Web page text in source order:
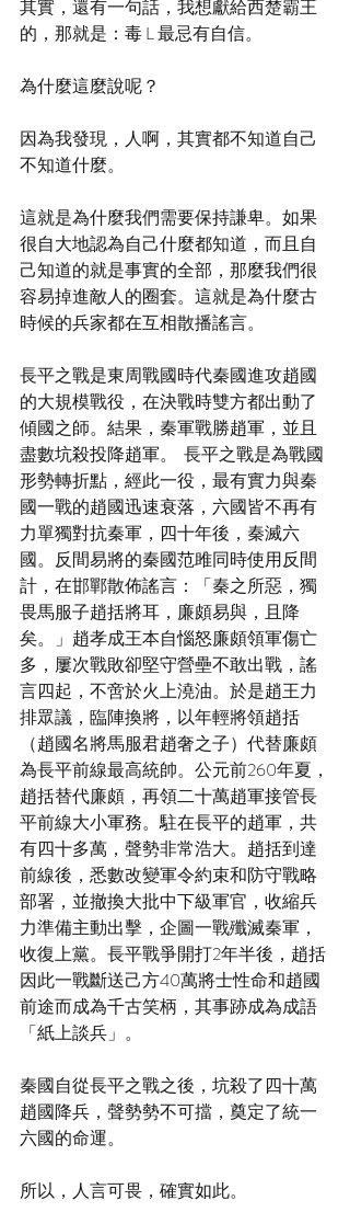
其實，還有一句話，我想獻給西楚霸王
的，那就是：毒 L 最忌有自信。
為什麼這麼說呢？
因為我發現，人啊，其實都不知道自己
不知道什麼。
這就是為什麼我們需要保持謙卑。如果
很自大地認為自己什麼都知道，而且自
己知道的就是事實的全部，那麼我們很
容易掉進敵人的圈套。這就是為什麼古
時候的兵家都在互相散播謠言。
長平之戰是東周戰國時代秦國進攻趙國
的大規模戰役，在決戰時雙方都出動了
傾國之師。結果，秦軍戰勝趙軍，並且
盡數坑殺投降趙軍。  長平之戰是為戰國
形勢轉折點，經此一役，最有實力與秦
國一戰的趙國迅速衰落，六國皆不再有
力單獨對抗秦軍，四十年後，秦滅六
國。反間易將的秦國范雎同時使用反間
計，在邯鄲散佈謠言：「秦之所惡，獨
畏馬服子趙括將耳，廉頗易與，且降
矣。」趙孝成王本自惱怒廉頗領軍傷亡
多，屢次戰敗卻堅守營壘不敢出戰，謠
言四起，不啻於火上澆油。於是趙王力
排眾議，臨陣換將，以年輕將領趙括
（趙國名將馬服君趙奢之子）代替廉頗
為長平前線最高統帥。公元前260年夏，
趙括替代廉頗，再領二十萬趙軍接管長
平前線大小軍務。駐在長平的趙軍，共
有四十多萬，聲勢非常浩大。趙括到達
前線後，悉數改變軍令約束和防守戰略
部署，並撤換大批中下級軍官，收縮兵
力準備主動出擊，企圖一戰殲滅秦軍，
收復上黨。長平戰爭開打2年半後，趙括
因此一戰斷送己方40萬將士性命和趙國
前途而成為千古笑柄，其事跡成為成語
「紙上談兵」。
秦國自從長平之戰之後，坑殺了四十萬
趙國降兵，聲勢勢不可擋，奠定了統一
六國的命運。
所以，人言可畏，確實如此。